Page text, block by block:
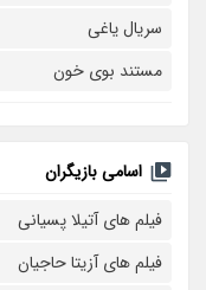
سریال یاغی
مستند بوی خون
اسامی بازیگران
فیلم های آتیلا پسیانی
فیلم های آزیتا حاجیان